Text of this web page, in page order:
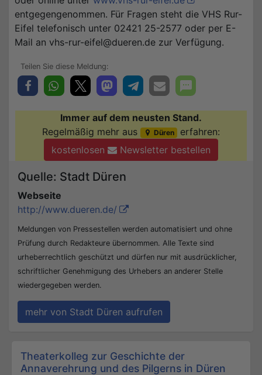
entgegengenommen. Für Fragen steht die VHS Rur-
Eifel telefonisch unter 02421 25-2577 oder per E-
Mail an vhs-rur-eifel@dueren.de zur Verfügung.
Immer auf dem neusten Stand.
Regelmäßig mehr aus
Düren
erfahren:
kostenlosen
Newsletter bestellen
Quelle: Stadt Düren
Webseite
http://www.dueren.de/
Meldungen von Pressestellen werden automatisiert und ohne
Prüfung durch Redakteure übernommen. Alle Texte sind
urheberrechtlich geschützt und dürfen nur mit ausdrücklicher,
schriftlicher Genehmigung des Urhebers an anderer Stelle
wiedergegeben werden.
mehr von Stadt Düren aufrufen
Beitrags-Navigation
Theaterkolleg zur Geschichte der
Annaverehrung und des Pilgerns in Düren